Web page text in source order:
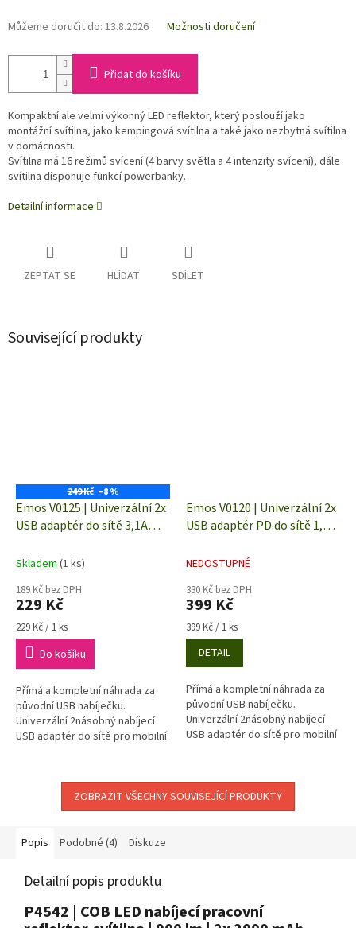
Můžeme doručit do: 13.8.2026 Možnosti doručení
Přidat do košíku
Kompaktní ale velmi výkonný LED reflektor, který poslouží jako
montážní svítilna, jako kempingová svítilna a také jako nezbytná svítilna
v domácnosti.
Svítilna má 16 režimů svícení (4 barvy světla a 4 intenzity svícení), dále
svítilna disponuje funkcí powerbanky.
Detailní informace
ZEPTAT SE HLÍDAT SDÍLET
Související produkty
249 Kč –8 %
Emos V0125 | Univerzální 2x
USB adaptér do sítě 3,1A
Skladem (1 ks)
189 Kč bez DPH
229 Kč
Měrná
cena:
229 Kč / 1 ks
Do košíku
Přímá a kompletní náhrada za
původní USB nabíječku.
Univerzální 2násobný nabíjecí
USB adaptér do sítě pro mobilní
Emos V0120 | Univerzální 2x
USB adaptér PD do sítě 1,5-
NEDOSTUPNÉ
330 Kč bez DPH
399 Kč
Měrná
cena:
399 Kč / 1 ks
DETAIL
Přímá a kompletní náhrada za
původní USB nabíječku.
Univerzální 2násobný nabíjecí
USB adaptér do sítě pro mobilní
ZOBRAZIT VŠECHNY SOUVISEJÍCÍ PRODUKTY
Popis Podobné (4) Diskuze
Detailní popis produktu
P4542 | COB LED nabíjecí pracovní